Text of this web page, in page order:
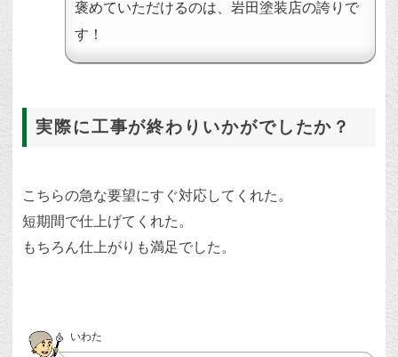
褒めていただけるのは、岩田塗装店の誇りで
す！
実際に工事が終わりいかがでしたか？
こちらの急な要望にすぐ対応してくれた。
短期間で仕上げてくれた。
もちろん仕上がりも満足でした。
いわた